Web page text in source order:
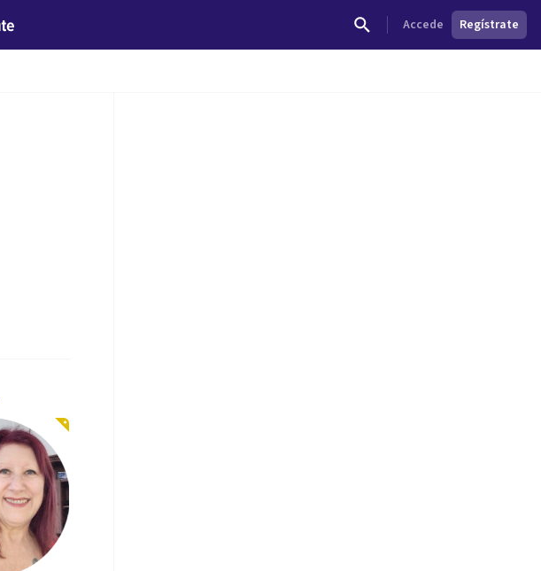
Accede Regístrate